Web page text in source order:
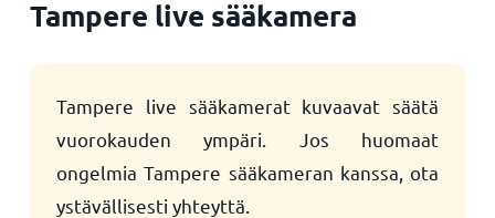
Tampere live sääkamera
Tampere live sääkamerat kuvaavat säätä
vuorokauden ympäri. Jos huomaat
ongelmia Tampere sääkameran kanssa, ota
ystävällisesti yhteyttä.